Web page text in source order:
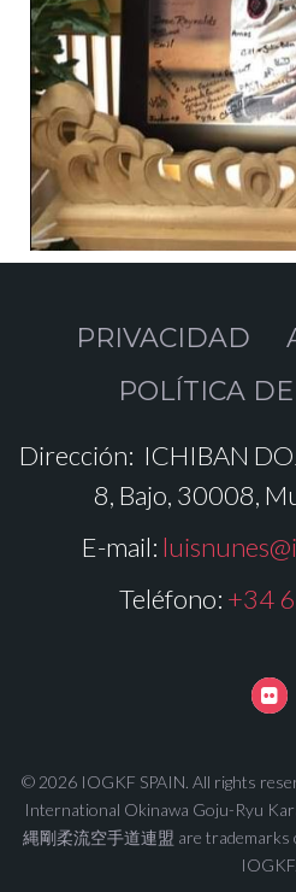
PRIVACIDAD
POLÍTICA
Dirección: ICHIBAN
8, Bajo, 30008,
E-mail:
Teléfono: +34
© 2026 IOGKF SPAIN. All rights
International Okinawa Goju-Ryu
縄剛柔流空手道連盟 are trademarks
IOGKF.